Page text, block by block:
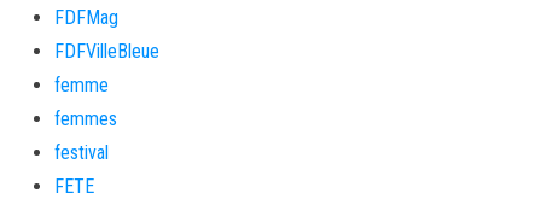
FDFMag
FDFVilleBleue
femme
femmes
festival
FETE